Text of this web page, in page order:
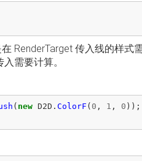
RenderTarget 传入线的样式
需要计算。
( new D2D . ColorF ( 0 , 1 , 0 ));